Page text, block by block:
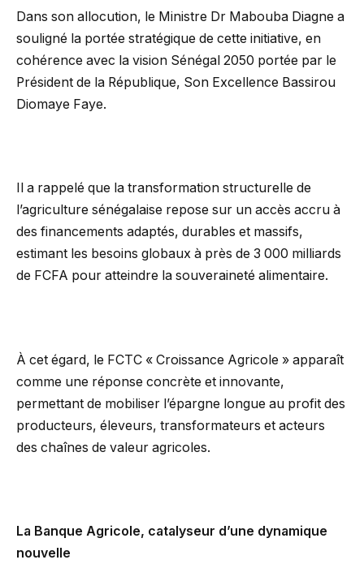
Dans son allocution, le Ministre Dr Mabouba Diagne a
souligné la portée stratégique de cette initiative, en
cohérence avec la vision Sénégal 2050 portée par le
Président de la République, Son Excellence Bassirou
Diomaye Faye.
Il a rappelé que la transformation structurelle de
l’agriculture sénégalaise repose sur un accès accru à
des financements adaptés, durables et massifs,
estimant les besoins globaux à près de 3 000 milliards
de FCFA pour atteindre la souveraineté alimentaire.
À cet égard, le FCTC « Croissance Agricole » apparaît
comme une réponse concrète et innovante,
permettant de mobiliser l’épargne longue au profit des
producteurs, éleveurs, transformateurs et acteurs
des chaînes de valeur agricoles.
La Banque Agricole, catalyseur d’une dynamique
nouvelle